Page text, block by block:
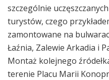
szczególnie
turystów, czego
zamontowane na
Łaźnia, Zalewie Arkadia i
Montaż kolejnego
terenie Placu Marii